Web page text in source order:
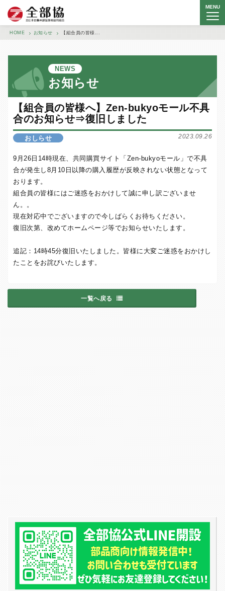
MENU
全日本自動車部品卸商協同組合
HOME お知らせ 【組合員の皆様...
NEWS
お知らせ
【組合員の皆様へ】Zen-bukyoモール不具
合のお知らせ⇒復旧しました
2023.09.26
おしらせ
9月26日14時現在、共同購買サイト「Zen-bukyoモール」で不具
合が発生し8月10日以降の購入履歴が反映されない状態となって
おります。
組合員の皆様にはご迷惑をおかけして誠に申し訳ございませ
ん。。
現在対応中でございますので今しばらくお待ちください。
復旧次第、改めてホームページ等でお知らせいたします。
追記：14時45分復旧いたしました。皆様に大変ご迷惑をおかけし
たことをお詫びいたします。
一覧へ戻る